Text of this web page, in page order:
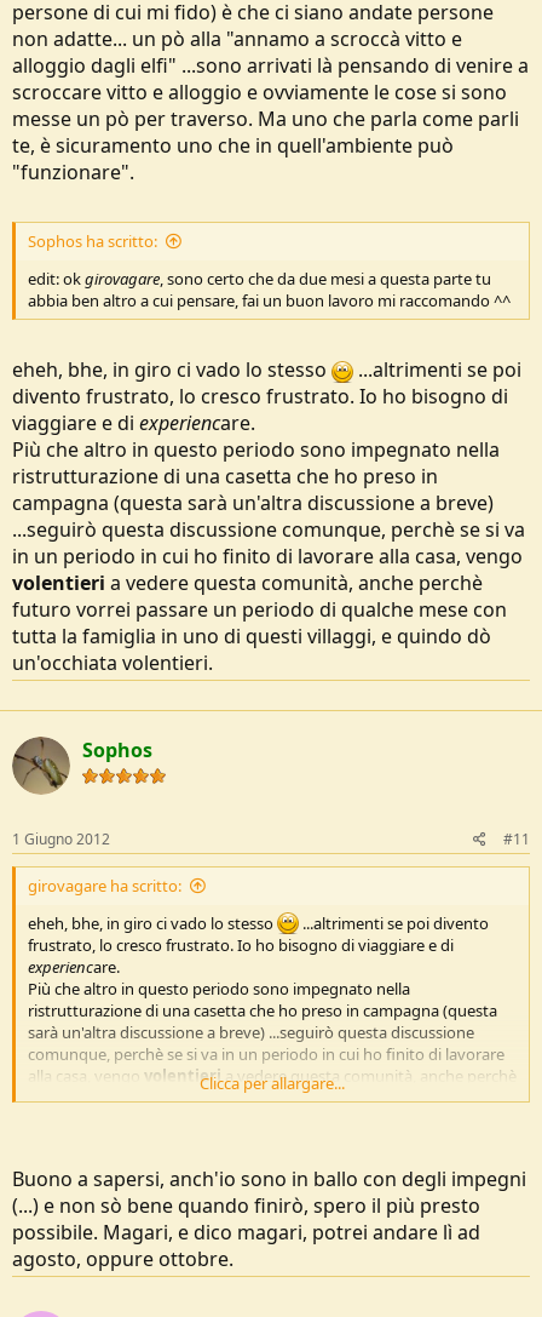
persone di cui mi fido) è che ci siano andate persone
non adatte... un pò alla "annamo a scroccà vitto e
alloggio dagli elfi" ...sono arrivati là pensando di venire a
scroccare vitto e alloggio e ovviamente le cose si sono
messe un pò per traverso. Ma uno che parla come parli
te, è sicuramento uno che in quell'ambiente può
"funzionare".
Sophos ha scritto:
edit: okgirovagare , sono certo che da due mesi a questa parte tu
abbia ben altro a cui pensare, fai un buon lavoro mi raccomando ^^
eheh, bhe, in giro ci vado lo stesso
...altrimenti se poi
divento frustrato, lo cresco frustrato. Io ho bisogno di
viaggiare e di experiencare.
Più che altro in questo periodo sono impegnato nella
ristrutturazione di una casetta che ho preso in
campagna (questa sarà un'altra discussione a breve)
...seguirò questa discussione comunque, perchè se si va
in un periodo in cui ho finito di lavorare alla casa, vengo
volentieri a vedere questa comunità, anche perchè
futuro vorrei passare un periodo di qualche mese con
tutta la famiglia in uno di questi villaggi, e quindo dò
un'occhiata volentieri.
Sophos
1 Giugno 2012 #11
girovagare ha scritto:
eheh, bhe, in giro ci vado lo stesso
...altrimenti se poi divento
frustrato, lo cresco frustrato. Io ho bisogno di viaggiare e di
experiencare.
Più che altro in questo periodo sono impegnato nella
ristrutturazione di una casetta che ho preso in campagna (questa
sarà un'altra discussione a breve) ...seguirò questa discussione
comunque, perchè se si va in un periodo in cui ho finito di lavorare
alla casa, vengo volentieri a vedere questa comunità, anche perchè
futuro vorrei passare un periodo di qualche mese con tutta la
Clicca per allargare...
Buono a sapersi, anch'io sono in ballo con degli impegni
(...) e non sò bene quando finirò, spero il più presto
possibile. Magari, e dico magari, potrei andare lì ad
agosto, oppure ottobre.